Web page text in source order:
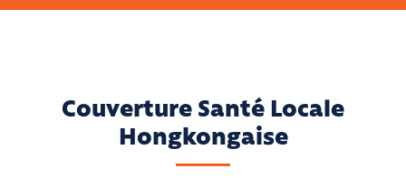
Couverture Santé Locale
Hongkongaise